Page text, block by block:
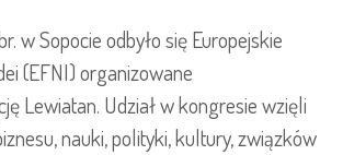
w Sopocie odbyło się Europejskie
(EFNI) organizowane
Lewiatan. Udział w kongresie wzięli
nauki, polityki, kultury, związków